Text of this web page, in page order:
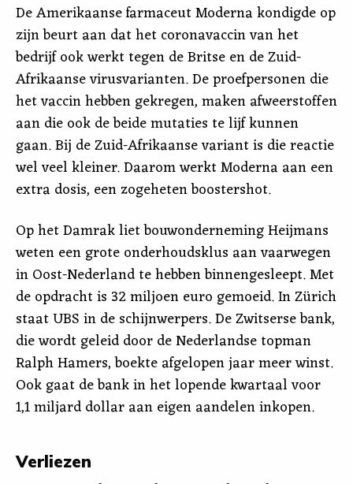
De Amerikaanse farmaceut Moderna kondigde op
zijn beurt aan dat het coronavaccin van het
bedrijf ook werkt tegen de Britse en de Zuid-
Afrikaanse virusvarianten. De proefpersonen die
het vaccin hebben gekregen, maken afweerstoffen
aan die ook de beide mutaties te lijf kunnen
gaan. Bij de Zuid-Afrikaanse variant is die reactie
wel veel kleiner. Daarom werkt Moderna aan een
extra dosis, een zogeheten boostershot.
Op het Damrak liet bouwonderneming Heijmans
weten een grote onderhoudsklus aan vaarwegen
in Oost-Nederland te hebben binnengesleept. Met
de opdracht is 32 miljoen euro gemoeid. In Zürich
staat UBS in de schijnwerpers. De Zwitserse bank,
die wordt geleid door de Nederlandse topman
Ralph Hamers, boekte afgelopen jaar meer winst.
Ook gaat de bank in het lopende kwartaal voor
1,1 miljard dollar aan eigen aandelen inkopen.
Verliezen